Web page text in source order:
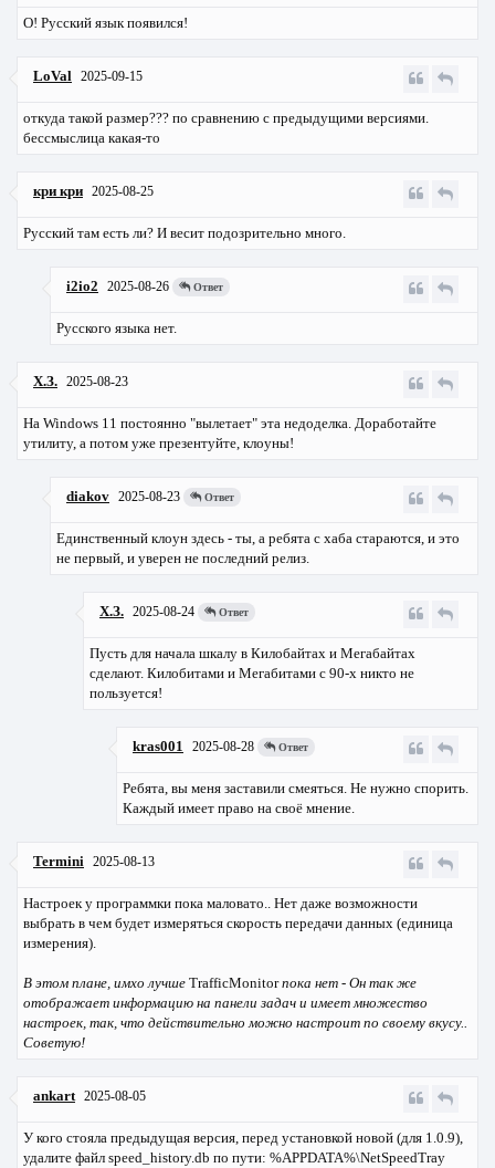
О! Русский язык появился!
LoVal 2025-09-15
откуда такой размер??? по сравнению с предыдущими версиями.
бессмыслица какая-то
кри кри 2025-08-25
Русский там есть ли? И весит подозрительно много.
i2io2 2025-08-26 Ответ
Русского языка нет.
Х.З. 2025-08-23
На Windows 11 постоянно "вылетает" эта недоделка. Доработайте
утилиту, а потом уже презентуйте, клоуны!
diakov 2025-08-23 Ответ
Единственный клоун здесь - ты, а ребята с хаба стараются, и это
не первый, и уверен не последний релиз.
Х.З. 2025-08-24 Ответ
Пусть для начала шкалу в Килобайтах и Мегабайтах
сделают. Килобитами и Мегабитами с 90-х никто не
пользуется!
kras001 2025-08-28 Ответ
Ребята, вы меня заставили смеяться. Не нужно спорить.
Каждый имеет право на своё мнение.
Termini 2025-08-13
Настроек у программки пока маловато.. Нет даже возможности
выбрать в чем будет измеряться скорость передачи данных (единица
измерения).
В этом плане, имхо лучше TrafficMonitorпока нет - Он так же
отображает информацию на панели задач и имеет множество
настроек, так, что действительно можно настроит по своему вкусу..
Советую!
ankart 2025-08-05
У кого стояла предыдущая версия, перед установкой новой (для 1.0.9),
удалите файл speed_history.db по пути: %APPDATA%\NetSpeedTray